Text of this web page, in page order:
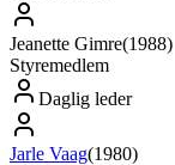
Jeanette Gimre(1988)
Styremedlem
Daglig leder
Jarle Vaag(1980)